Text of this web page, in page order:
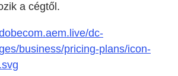
a cégtől.
dc-
business/pricing-plans/icon-